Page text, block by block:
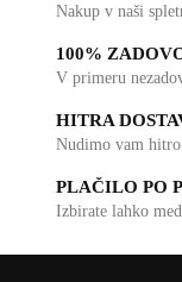
Nakup v naši
100%
V primeru
HITRA
Nudimo vam hitro
PLAČILO PO
Izbirate lahko